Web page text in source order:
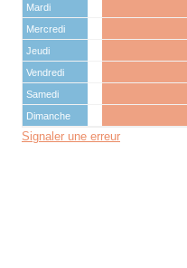
Mardi
Mercredi
Jeudi
Vendredi
Samedi
Dimanche
Signaler une erreur